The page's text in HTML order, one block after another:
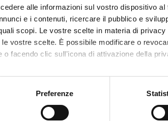
alle informazioni sul vostro dispositivo
e i contenuti, ricercare il pubblico e
scopi. Le vostre scelte in materia di
vostre scelte. È possibile modificare o
o facendo clic sull'icona di attivazione della
anche:
sulla tua posizione geografica, con
Preferenze
Accordini Associate Professor
Pattaro
of Epidemiology and Medical Statistics